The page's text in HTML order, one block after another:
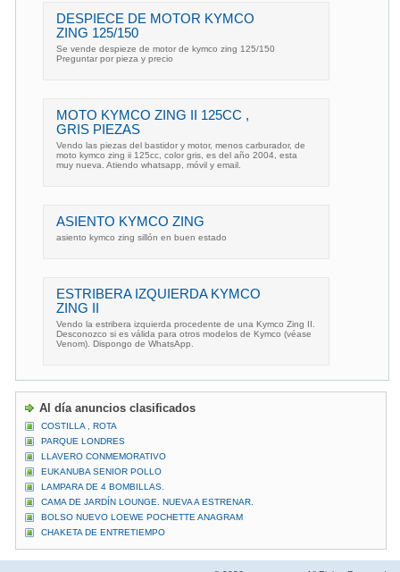
DESPIECE DE MOTOR KYMCO
ZING 125/150
Se vende despieze de motor de kymco zing 125/150
Preguntar por pieza y precio
MOTO KYMCO ZING II 125CC ,
GRIS PIEZAS
Vendo las piezas del bastidor y motor, menos carburador, de
moto kymco zing ii 125cc, color gris, es del año 2004, esta
muy nueva. Atiendo whatsapp, móvil y email.
ASIENTO KYMCO ZING
asiento kymco zing sillón en buen estado
ESTRIBERA IZQUIERDA KYMCO
ZING II
Vendo la estribera izquierda procedente de una Kymco Zing II.
Desconozco si es válida para otros modelos de Kymco (véase
Venom). Dispongo de WhatsApp.
Al día anuncios clasificados
COSTILLA , ROTA
PARQUE LONDRES
LLAVERO CONMEMORATIVO
EUKANUBA SENIOR POLLO
LAMPARA DE 4 BOMBILLAS.
CAMA DE JARDÍN LOUNGE. NUEVA A ESTRENAR.
BOLSO NUEVO LOEWE POCHETTE ANAGRAM
CHAKETA DE ENTRETIEMPO